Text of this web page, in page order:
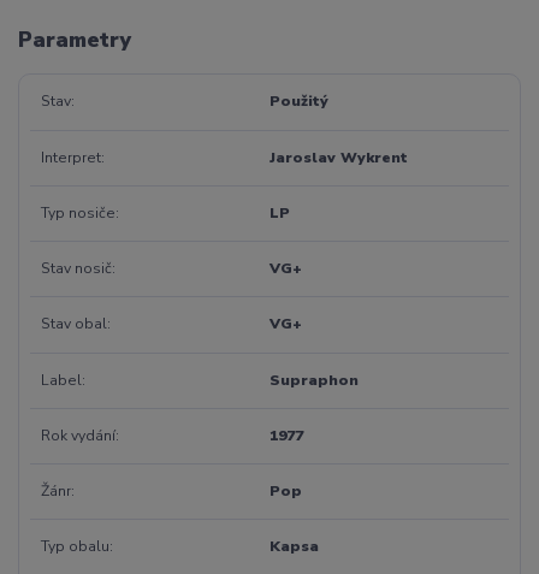
Parametry
Stav Použitý
Interpret Jaroslav Wykrent
Typ nosiče LP
Stav nosič VG+
Stav obal VG+
Label Supraphon
Rok vydání 1977
Žánr Pop
Typ obalu Kapsa